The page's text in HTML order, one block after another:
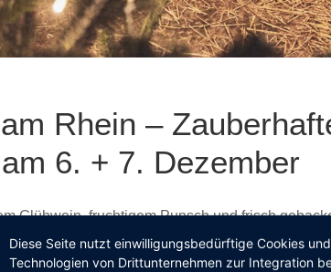
Rhein –
6. + 7. Dezember
Glühwein, fruchtigem Punsch und frisch
wieder soweit: Am6. und 7. Dezember
zu einem festlichen Weihnachtsmarkt ein.
Diese Seite nutzt einwilligungsbedürftige Cookies und
Technologien von Drittunternehmen zur Integration